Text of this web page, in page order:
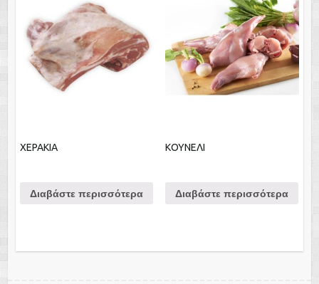
ΧΕΡΑΚΙΑ
Διαβάστε περισσότερα
ΚΟΥΝΕΛΙ
Διαβάστε περισσότερα